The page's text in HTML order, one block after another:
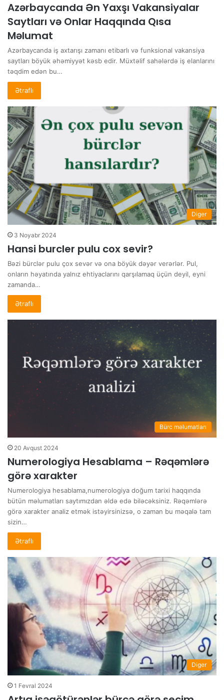
Azərbaycanda Ən Yaxşı Vakansiyalar
Saytları və Onlar Haqqında Qısa
Məlumat
Azərbaycanda iş axtarışı zamanı etibarlı və funksional vakansiya
saytları böyük əhəmiyyət kəsb edir. Müxtəlif sahələrdə iş elanlarını
təqdim edən bu…
Ətraflı
Diger
3 Noyabr 2024
Hansi burcler pulu cox sevir?
Bəzi bürclər pulu çox sevər və ona böyük dəyər verərlər. Pul,
onların həyatında yalnız ehtiyaclarını qarşılamaq üçün deyil, eyni
zamanda…
Ətraflı
Bürc məlumatları
20 Avqust 2024
Numerologiya Hesablama – Rəqəmlərə
görə xarakter
Numerologiya hesablama,numerologiya doğum tarixi haqqında
bütün məlumatları saytımızdan əldə edə biləcəksiniz. Rəqəmlərə
görə xarakter analiz etmək istəyirsinizsə, o zaman bu məqalə tam
sizin…
Ətraflı
Diger
1 Fevral 2024